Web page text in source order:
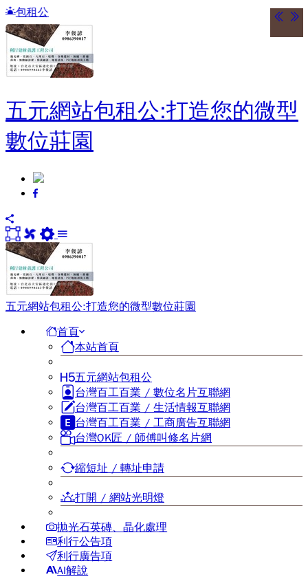
送五萬
五元網站包租公:打造您的微型
數位莊園
五元網站包租公:打造您的微型數位莊園
首頁
本站首頁
五元網站包租公
台灣百工百業 / 數位名片互聯網
台灣百工百業 / 生活情報互聯網
台灣百工百業 / 工商廣告互聯網
台灣OK匠 / 師傅叫修名片網
縮短址 / 轉址申請
打開 / 網站光明燈
拋光石英磚、晶化處理
利行公告項
利行廣告項
AI解說